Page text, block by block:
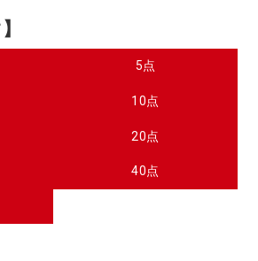
5点
10点
20点
40点